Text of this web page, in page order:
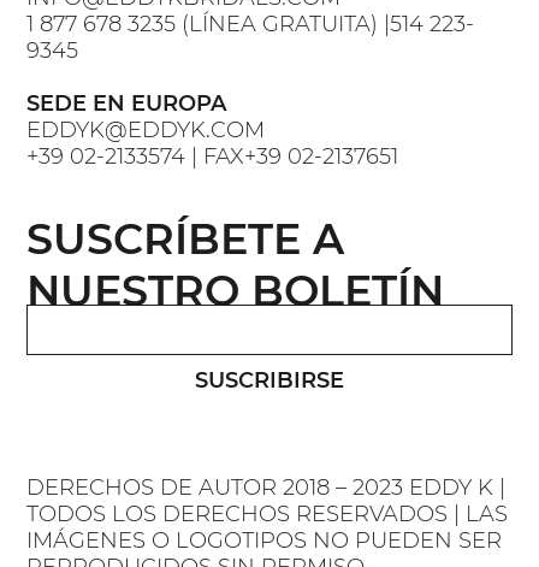
DERECHOS DE AUTOR 2018 – 2023 EDDY K |
TODOS LOS DERECHOS RESERVADOS | LAS
IMÁGENES O LOGOTIPOS NO PUEDEN SER
1 877 678 3235 (LÍNEA GRATUITA) |514 223-
9345
SEDE EN EUROPA
EDDYK@EDDYK.COM
+39 02-2133574 | FAX+39 02-2137651
SUSCRIBIRSE
SUSCRÍBETE A
NUESTRO BOLETÍN